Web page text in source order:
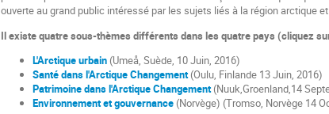
ouverte au grand public intéressé parles sujets liés à la région arctique
Il existe quatre sous-thèmes différents dans les quatre pays (cliquez
L'Arctique urbain(Umeå, Suède, 10 Juin, 2016)
Santé dans l'Arctique Changement(Oulu, Finlande 13 Juin, 2016)
Patrimoine dans l'Arctique Changement(Nuuk,Groenland,14
Environnementet gouvernance (Norvège) (Tromso, Norvège 14